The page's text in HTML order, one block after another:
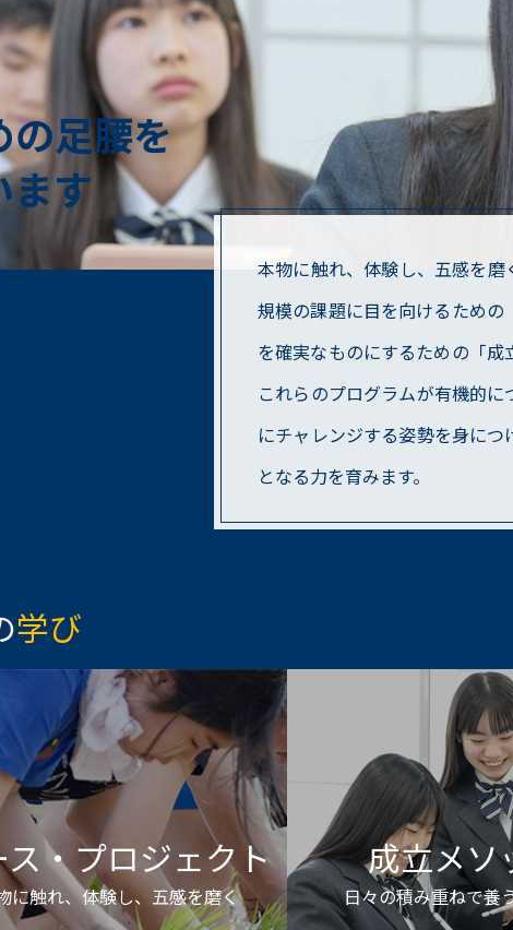
の⾜腰を
ます
本物に触れ、体験し、五感を
規模の課題に目を向けるため
を確実なものにするための「成
これらのプログラムが有機的
にチャレンジする姿勢を身に
となる力を育みます。
学び
ス・プロジェクト
に触れ、体験し、五感を磨く
成立メソ
⽇々の積み重ねで養